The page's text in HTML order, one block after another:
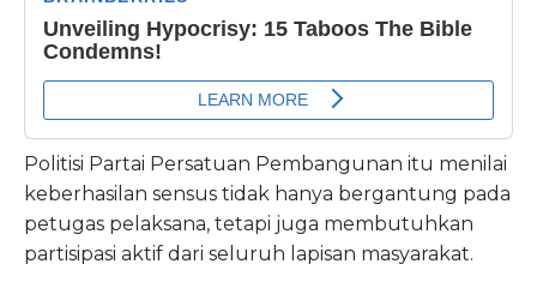
Politisi Partai Persatuan Pembangunan itu menilai
keberhasilan sensus tidak hanya bergantung pada
petugas pelaksana, tetapi juga membutuhkan
partisipasi aktif dari seluruh lapisan masyarakat.